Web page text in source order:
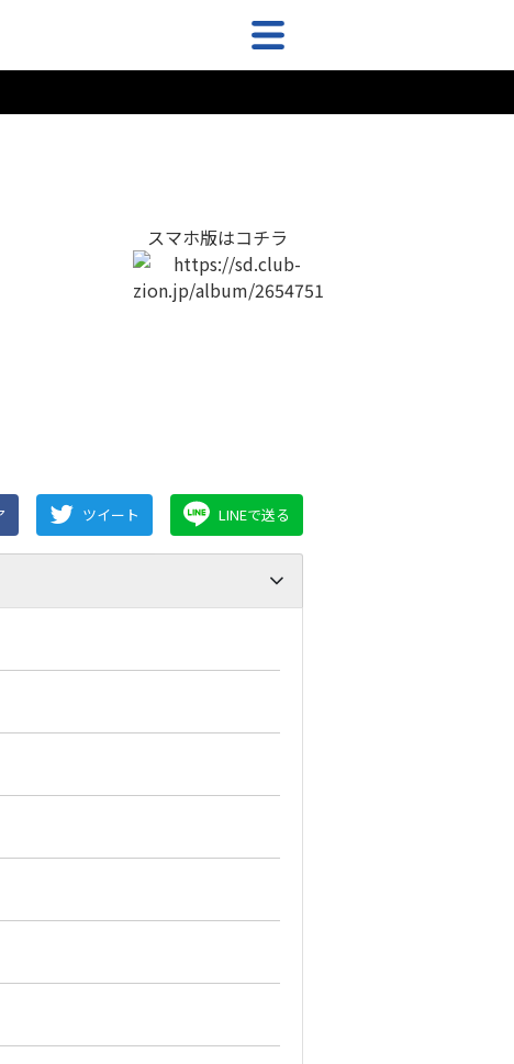
スマホ版はコチラ
ツイート LINEで送る